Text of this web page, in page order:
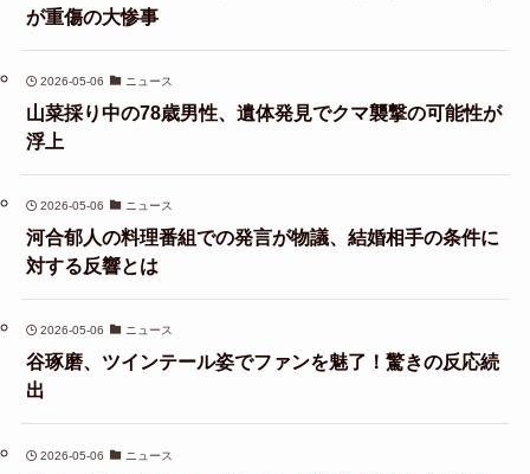
が重傷の大惨事
2026-05-06 ニュース
山菜採り中の78歳男性、遺体発見でクマ襲撃の可能性が
浮上
2026-05-06 ニュース
河合郁人の料理番組での発言が物議、結婚相手の条件に
対する反響とは
2026-05-06 ニュース
谷琢磨、ツインテール姿でファンを魅了！驚きの反応続
出
2026-05-06 ニュース